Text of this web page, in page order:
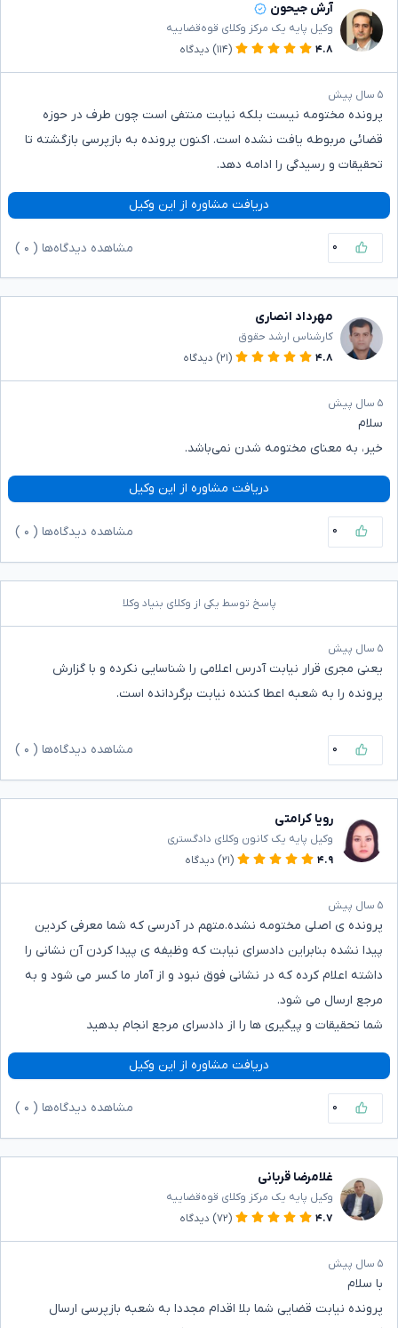
آرش جیحون
وکیل پایه یک مرکز وکلای قوه‌قضاییه
۴.۸
(۱۱۴) دیدگاه
۵ سال پیش
پرونده مختومه نیست بلکه نیابت منتفی است چون طرف در حوزه
قضائی مربوطه یافت نشده است. اکنون پرونده به بازپرسی بازگشته تا
تحقیقات و رسیدگی را ادامه دهد.
دریافت مشاوره از این وکیل
۰ مشاهده دیدگاه‌ها ( ۰
مهرداد انصاری
کارشناس ارشد حقوق
۴.۸
(۲۱) دیدگاه
۵ سال پیش
سلام
خیر، به معنای مختومه شدن نمی‌باشد.
دریافت مشاوره از این وکیل
۰ مشاهده دیدگاه‌ها ( ۰
پاسخ توسط یکی از وکلای بنیاد وکلا
۵ سال پیش
یعنی مجری قرار نیابت آدرس اعلامی را شناسایی نکرده و با گزارش
پرونده را به شعبه اعطا کننده نیابت برگردانده است.
۰ مشاهده دیدگاه‌ها ( ۰
رویا کرامتی
وکیل پایه یک کانون وکلای دادگستری
۴.۹
(۲۱) دیدگاه
۵ سال پیش
پرونده ی اصلی مختومه نشده.متهم در آدرسی که شما معرفی کردین
پیدا نشده بنابراین دادسرای نیابت که وظیفه ی پیدا کردن آن نشانی را
داشته اعلام کرده که در نشانی فوق نبود و از آمار ما کسر می شود و به
مرجع ارسال می شود.
شما تحقیقات و پیگیری ها را از دادسرای مرجع انجام بدهید
دریافت مشاوره از این وکیل
۰ مشاهده دیدگاه‌ها ( ۰
غلامرضا قربانی
وکیل پایه یک مرکز وکلای قوه‌قضاییه
۴.۷
(۷۲) دیدگاه
۵ سال پیش
با سلام
پرونده نیابت قضایی شما بلا اقدام مجددا به شعبه بازپرسی ارسال